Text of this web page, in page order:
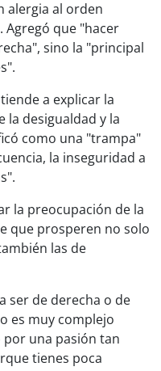
alergia al orden
Agregó que "hacer
sino la "principal
a explicar la
la desigualdad y la
como una "trampa"
la inseguridad a
la preocupación de la
que prosperen no solo
las de
ser de derecha o de
es muy complejo
una pasión tan
tienes poca